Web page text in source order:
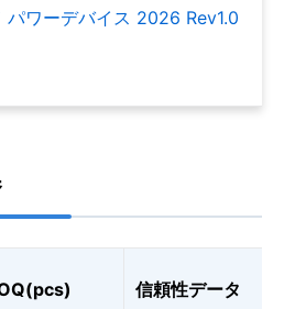
パワーデバイス 2026 Rev1.0
信頼性データ